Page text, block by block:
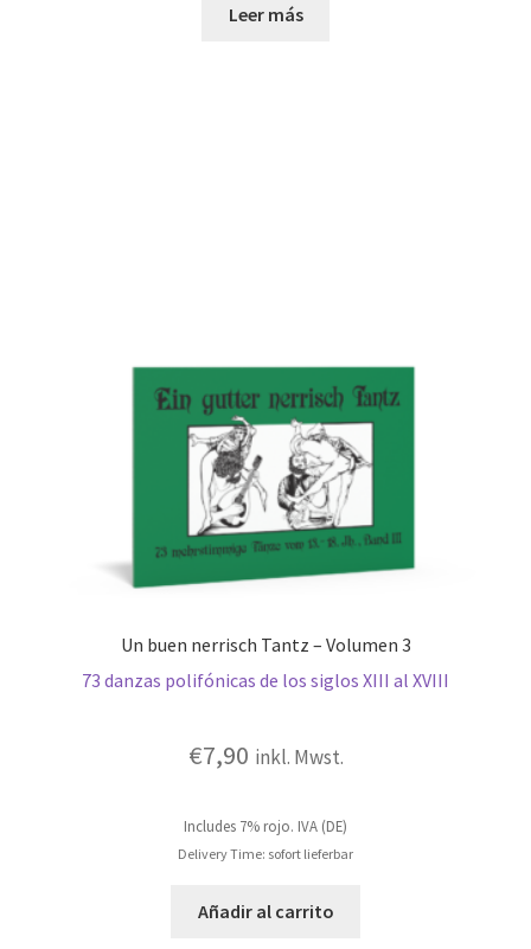
Leer más
Un buen nerrisch Tantz – Volumen 3
73 danzas polifónicas de los siglos XIII al XVIII
€7,90 inkl. Mwst.
Includes 7% rojo. IVA (DE)
Delivery Time: sofort lieferbar
Añadir al carrito